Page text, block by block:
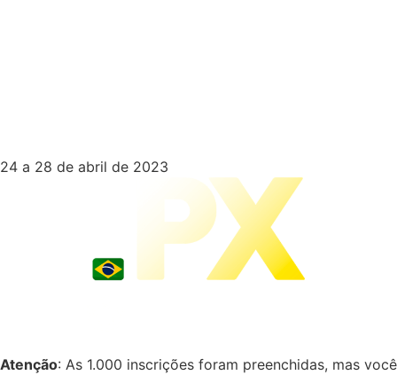
24 a 28 de abril de 2023
Atenção: As 1.000 inscrições foram preenchidas, mas você